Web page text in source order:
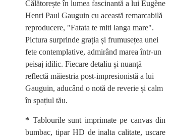
Călătorește în lumea fascinantă a lui Eugène
Henri Paul Gauguin cu această remarcabilă
reproducere, "Fatata te miti langa mare".
Pictura surprinde grația și frumusețea unei
fete contemplative, admirând marea într-un
peisaj idilic. Fiecare detaliu și nuanță
reflectă măiestria post-impresionistă a lui
Gauguin, aducând o notă de reverie și calm
în spațiul tău.
* Tablourile sunt imprimate pe canvas din
bumbac, tipar HD de inalta calitate, uscare